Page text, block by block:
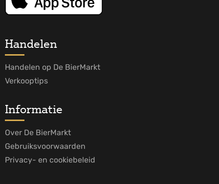
Handelen
Handelen op De BierMarkt
Verkooptips
Informatie
Over De BierMarkt
Gebruiksvoorwaarden
Privacy- en cookiebeleid